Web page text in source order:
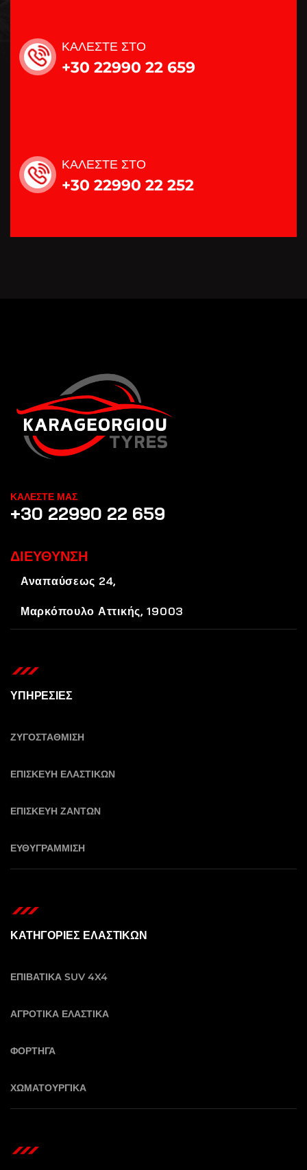
ΚΑΛΕΣΤΕ ΣΤΟ
+30 22990 22 659
ΚΑΛΕΣΤΕ ΣΤΟ
+30 22990 22 252
ΚΑΛΕΣΤΕ ΜΑΣ
+30 22990 22 659
ΔΙΕΥΘΥΝΣΗ
Αναπαύσεως 24,
Μαρκόπουλο Αττικής, 19003
ΥΠΗΡΕΣΙΕΣ
ΖΥΓΟΣΤΑΘΜΙΣΗ
ΕΠΙΣΚΕΥΗ ΕΛΑΣΤΙΚΩΝ
ΕΠΙΣΚΕΥΗ ΖΑΝΤΩΝ
ΕΥΘΥΓΡΑΜΜΙΣΗ
ΚΑΤΗΓΟΡΙΕΣ ΕΛΑΣΤΙΚΩΝ
ΕΠΙΒΑΤΙΚΑ SUV 4X4
ΑΓΡΟΤΙΚΑ ΕΛΑΣΤΙΚΑ
ΦΟΡΤΗΓΑ
ΧΩΜΑΤΟΥΡΓΙΚΑ